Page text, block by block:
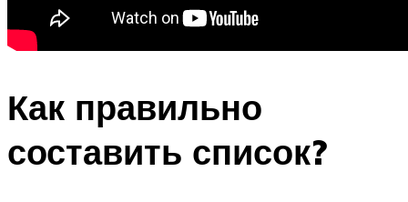
Как правильно
составить список?